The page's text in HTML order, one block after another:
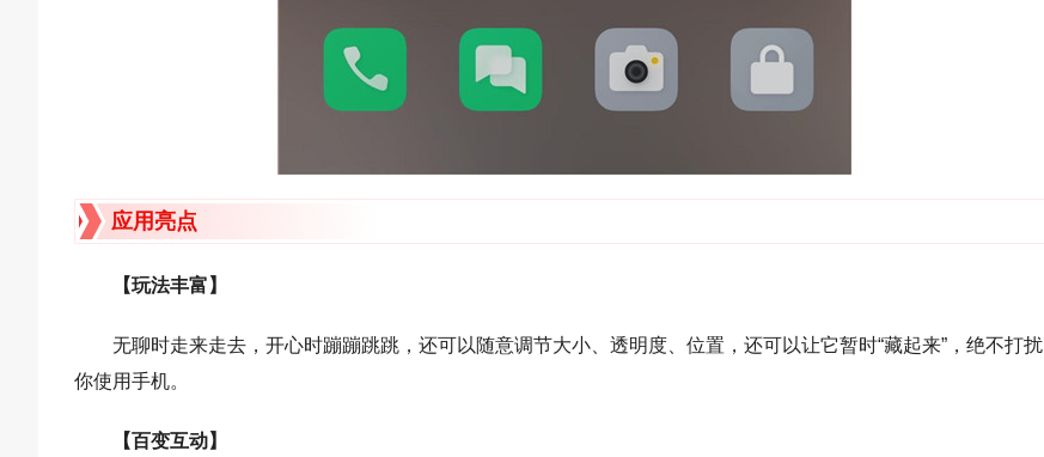
应用亮点
【玩法丰富】
无聊时走来走去，开心时蹦蹦跳跳，还可以随意调节大小、透明度、位置，还可以让它暂时“藏起来”，绝不打扰
你使用手机。
【百变互动】